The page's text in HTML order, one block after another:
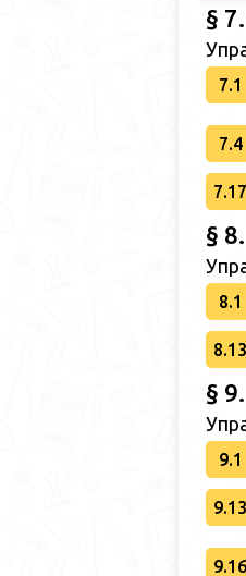
§
7.1
7.4
7.17
§
8.1
8.13
§
9.1
9.13
9.16